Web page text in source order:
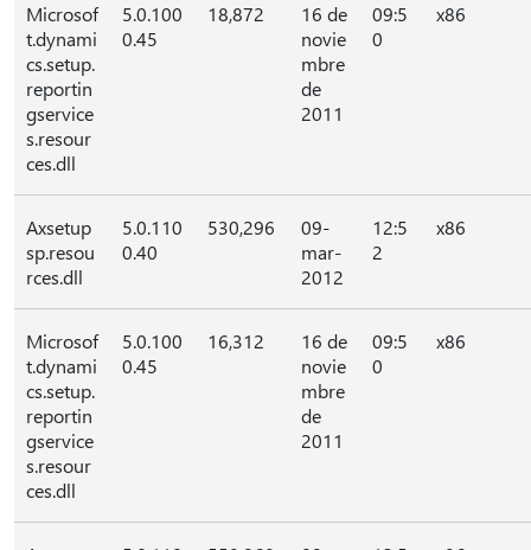
Microsof
t.dynami
cs.setup.
reportin
gservice
s.resour
ces.dll
5.0.100
0.45
18,872
16 de
novie
mbre
de
2011
09:5
0
x86
Axsetup
sp.resou
rces.dll
5.0.110
0.40
530,296
09-
mar-
2012
12:5
2
x86
Microsof
t.dynami
cs.setup.
reportin
gservice
s.resour
ces.dll
5.0.100
0.45
16,312
16 de
novie
mbre
de
2011
09:5
0
x86